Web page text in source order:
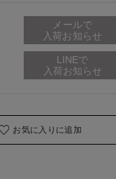
メールで
入荷お知らせ
お気に入りに追加